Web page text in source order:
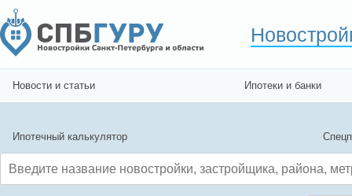
Новости и статьи Ипотеки и банки
Ипотечный калькулятор